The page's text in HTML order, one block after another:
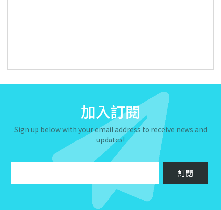
加入訂閱
Sign up below with your email address to receive news and
updates!